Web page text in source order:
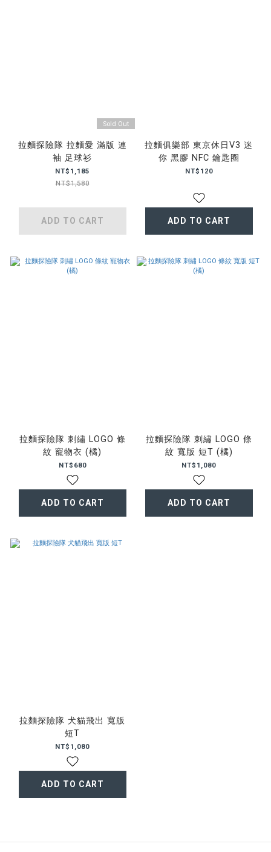
Sold Out
拉麵探險隊 拉麵愛 滿版 連
袖 足球衫
NT$1,185
NT$1,580
ADD TO CART
拉麵俱樂部 東京休日V3 迷
你 黑膠 NFC 鑰匙圈
NT$120
ADD TO CART
拉麵探險隊 刺繡 LOGO 條
紋 寵物衣 (橘)
NT$680
ADD TO CART
拉麵探險隊 刺繡 LOGO 條
紋 寬版 短T (橘)
NT$1,080
ADD TO CART
拉麵探險隊 犬貓飛出 寬版
短T
NT$1,080
ADD TO CART